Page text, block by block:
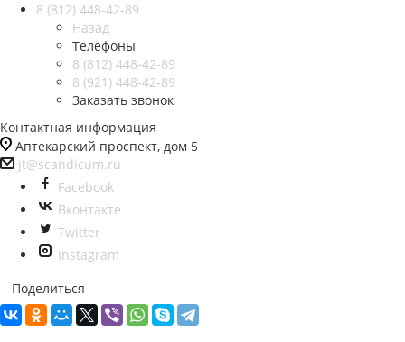
8 (812) 448-42-89
Назад
Телефоны
8 (812) 448-42-89
8 (921) 448-42-89
Заказать звонок
Контактная информация
Аптекарский проспект, дом 5
jt@scandicum.ru
Facebook
Вконтакте
Twitter
Instagram
Поделиться